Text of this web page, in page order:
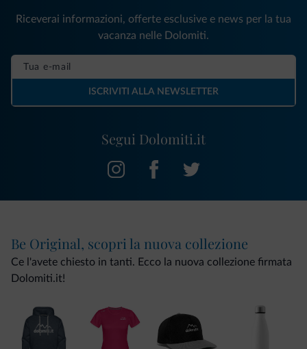
Segui Dolomiti.it
Riceverai informazioni, offerte esclusive e news per la tua
vacanza nelle Dolomiti.
ISCRIVITI ALLA NEWSLETTER
Be Original, scopri la nuova collezione
Ce l'avete chiesto in tanti. Ecco la nuova collezione firmata
Dolomiti.it!